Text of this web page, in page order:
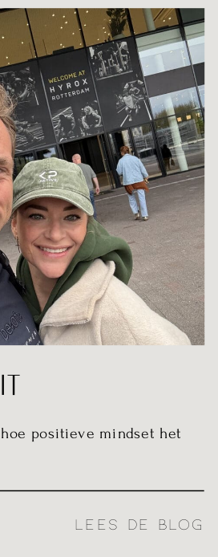
LEES DE BLOG
hoe positieve mindset het